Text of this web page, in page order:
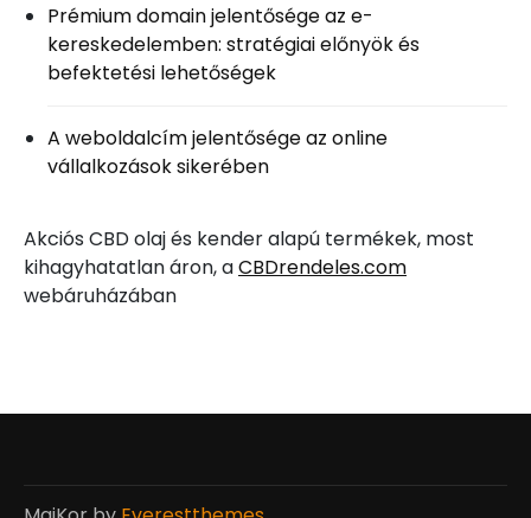
Prémium domain jelentősége az e-
kereskedelemben: stratégiai előnyök és
befektetési lehetőségek
A weboldalcím jelentősége az online
vállalkozások sikerében
Akciós CBD olaj és kender alapú termékek, most
kihagyhatatlan áron, aCBDrendeles.com
webáruházában